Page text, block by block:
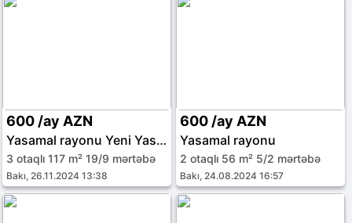
600 /ay AZN
Yasamal rayonu Yeni Yasamal qəs.
3 otaqlı 117 m² 19/9 mərtəbə
Bakı, 26.11.2024 13:38
600 /ay AZN
Yasamal rayonu
2 otaqlı 56 m² 5/2 mərtəbə
Bakı, 24.08.2024 16:57